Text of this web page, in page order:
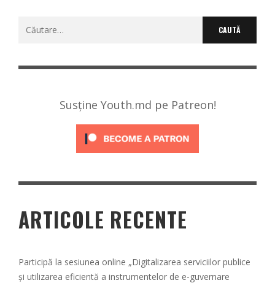
Susține Youth.md pe Patreon!
ARTICOLE RECENTE
Participă la sesiunea online „Digitalizarea serviciilor publice
și utilizarea eficientă a instrumentelor de e-guvernare